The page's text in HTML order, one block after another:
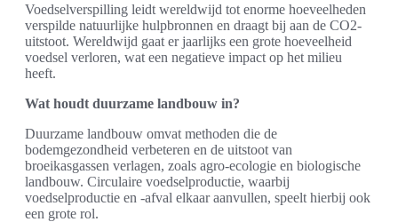
Voedselverspilling leidt wereldwijd tot enorme hoeveelheden
verspilde natuurlijke hulpbronnen en draagt bij aan de CO2-
uitstoot. Wereldwijd gaat er jaarlijks een grote hoeveelheid
voedsel verloren, wat een negatieve impact op het milieu
heeft.
Wat houdt duurzame landbouw in?
Duurzame landbouw omvat methoden die de
bodemgezondheid verbeteren en de uitstoot van
broeikasgassen verlagen, zoals agro-ecologie en biologische
landbouw. Circulaire voedselproductie, waarbij
voedselproductie en -afval elkaar aanvullen, speelt hierbij ook
een grote rol.